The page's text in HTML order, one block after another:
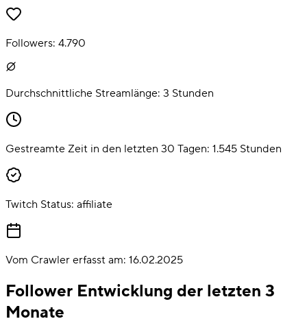
Followers: 4.790
Durchschnittliche Streamlänge: 3 Stunden
Gestreamte Zeit in den letzten 30 Tagen: 1.545 Stunden
Twitch Status: affiliate
Vom Crawler erfasst am: 16.02.2025
Follower Entwicklung der letzten 3
Monate